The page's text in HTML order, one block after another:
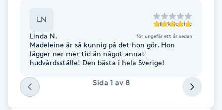
Fransförlängning
Fransförlängning Megavolym
Fransförlängning Volym
LN till Madeleine
Linda N. för ungefär ett år sedan
Madeleine är så kunnig på det hon gör. Hon
lägger ner mer tid än något annat
hudvårdsställe! Den bästa i hela Sverige!
Sida 1 av 8